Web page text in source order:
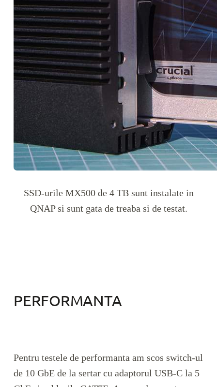
SSD-urile MX500 de 4 TB sunt instalate in
QNAP si sunt gata de treaba si de testat.
PERFORMANTA
Pentru testele de performanta am scos switch-ul
de 10 GbE de la sertar cu adaptorul USB-C la 5